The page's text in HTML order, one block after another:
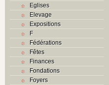
Eglises
Elevage
Expositions
F
Fédérations
Fêtes
Finances
Fondations
Foyers